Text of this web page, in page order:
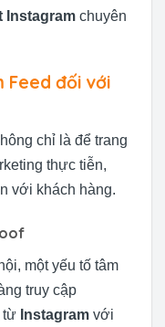
Instagramchuyên
Feed đối với
chỉ là để trang
thực tiễn,
với khách hàng.
một yếu tố tâm
truy cập
từ Instagram với